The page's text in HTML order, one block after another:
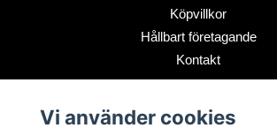
Köpvillkor
Hållbart företagande
Kontakt
BETALSÄTT
Vi använder cookies